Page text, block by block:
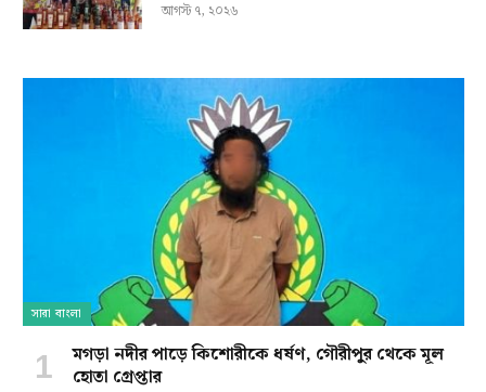
আগস্ট ৭, ২০২৬
সারা বাংলা
মগড়া নদীর পাড়ে কিশোরীকে ধর্ষণ, গৌরীপুর থেকে মূল
হোতা গ্রেপ্তার